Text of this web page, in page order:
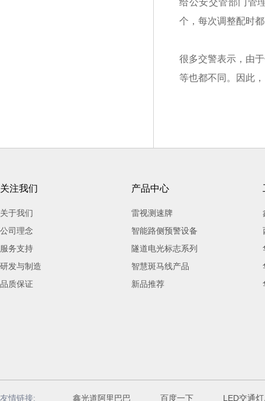
给公安交管部门管
个，每次调整配时
很多交警表示，由
等也都不同。因此
关注我们
关于我们
公司理念
服务支持
研发与制造
品质保证
产品中心
雷视测速牌
智能路侧预警设备
隧道电光标志系列
智慧斑马线产品
新品推荐
友情链接: 鑫光道阿里巴巴 百度一下 LED交通